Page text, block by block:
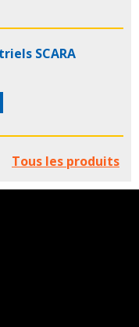
SCARA
Tous les produits